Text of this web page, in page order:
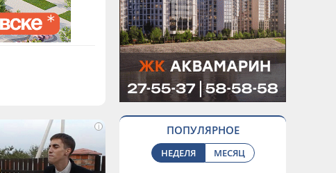
i ПОПУЛЯРНОЕ
НЕДЕЛЯ МЕСЯЦ